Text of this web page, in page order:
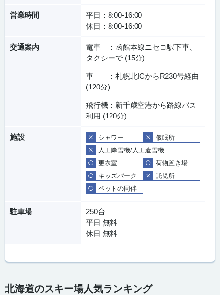
営業時間
平日：8:00-16:00
休日：8:00-16:00
交通案内
電車 ：函館本線ニセコ駅下車、
タクシーで (15分)
車 ：札幌北ICからR230号経由
(120分)
飛行機：新千歳空港から路線バス
利用 (120分)
施設 シャワー
仮眠所
人工降雪機/人工造雪機
更衣室
荷物置き場
キッズパーク
託児所
ペットの同伴
駐車場
250台
平日 無料
休日 無料
北海道のスキー場人気ランキング